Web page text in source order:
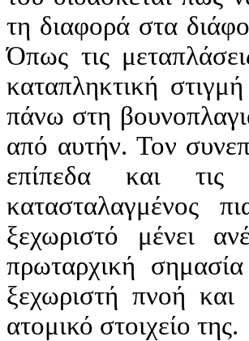
τη διαφορά στα
Όπως τις
καταπληκτική
πάνω στη
από αυτήν. Τον
επίπεδα και
κατασταλαγμένος
ξεχωριστό μένει
πρωταρχική
ξεχωριστή πνοή
ατομικό στοιχείο της.